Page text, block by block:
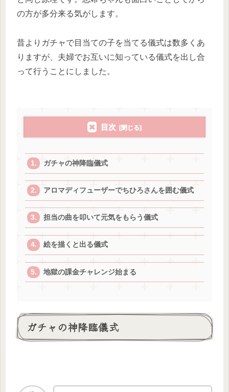
の方が多分来る気がします。
昔よりガチャで目当ての子を当てる儀式は数多くあ
りますが、夫婦でお互いに知っている儀式を出し合
って行うことにしました。
目次
ガチャの神降臨儀式
アロマディフューザーでちひろさんを囲む儀式
担当の曲を叩いて元気をもらう儀式
絵を描くと出る儀式
地獄の課金チャレンジ始まる
ガチャの神降臨儀式